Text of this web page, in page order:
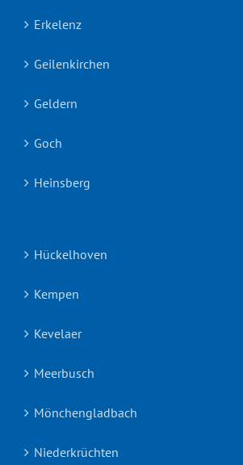
Erkelenz
Geilenkirchen
Geldern
Goch
Heinsberg
Hückelhoven
Kempen
Kevelaer
Meerbusch
Mönchengladbach
Niederkrüchten